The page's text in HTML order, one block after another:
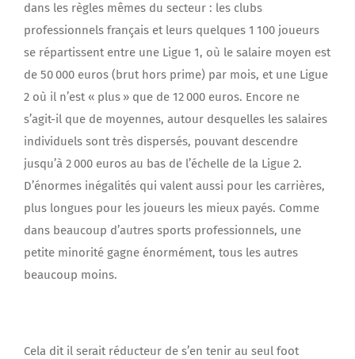
dans les règles mêmes du secteur : les clubs
professionnels français et leurs quelques 1 100 joueurs
se répartissent entre une Ligue 1, où le salaire moyen est
de 50 000 euros (brut hors prime) par mois, et une Ligue
2 où il n’est « plus » que de 12 000 euros. Encore ne
s’agit-il que de moyennes, autour desquelles les salaires
individuels sont très dispersés, pouvant descendre
jusqu’à 2 000 euros au bas de l’échelle de la Ligue 2.
D’énormes inégalités qui valent aussi pour les carrières,
plus longues pour les joueurs les mieux payés. Comme
dans beaucoup d’autres sports professionnels, une
petite minorité gagne énormément, tous les autres
beaucoup moins.
Cela dit il serait réducteur de s’en tenir au seul foot